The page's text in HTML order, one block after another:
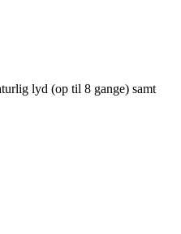
lyd (op til 8 gange) samt